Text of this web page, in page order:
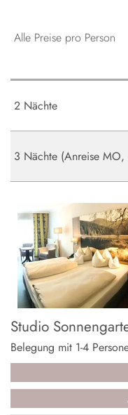
Alle Preise pro Person
2 Nächte
3 Nächte (Anreise MO,
Studio
Belegung mit 1-4